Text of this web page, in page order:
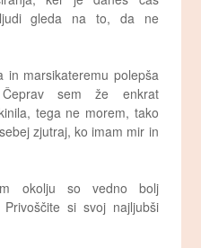
gleda na to, da ne
in marsikateremu polepša
sem že enkrat
tega ne morem, tako
zjutraj, ko imam mir in
okolju so vedno bolj
si svoj najljubši